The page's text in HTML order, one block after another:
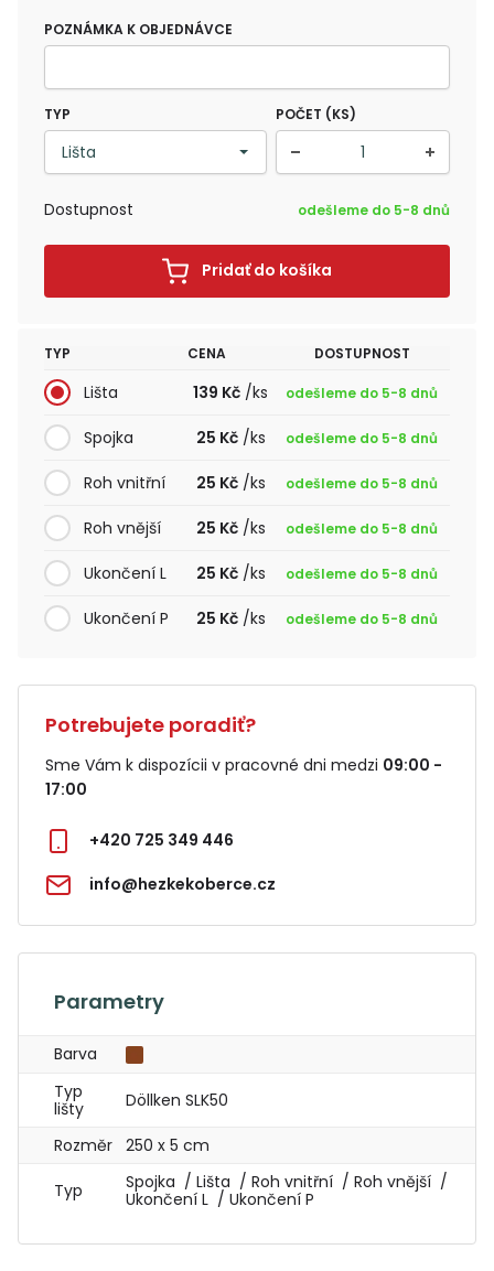
POZNÁMKA K OBJEDNÁVCE
TYP POČET (KS)
Dostupnost odešleme do 5-8 dnů
Pridať do košíka
TYP CENA DOSTUPNOST
Lišta 139 Kč /ks odešleme do 5-8 dnů
Spojka 25 Kč/ks odešleme do 5-8 dnů
Roh vnitřní 25 Kč/ks odešleme do 5-8 dnů
Roh vnější 25 Kč/ks odešleme do 5-8 dnů
Ukončení L 25 Kč/ks odešleme do 5-8 dnů
Ukončení P 25 Kč/ks odešleme do 5-8 dnů
Potrebujete poradiť?
Sme Vám k dispozícii v pracovné dni medzi 09:00 -
17:00
+420 725 349 446
info@hezkekoberce.cz
Parametry
Barva
Typ
lišty
Döllken SLK50
Rozměr 250 x 5 cm
Typ
Spojka / Lišta / Roh vnitřní / Roh vnější /
Ukončení L / Ukončení P